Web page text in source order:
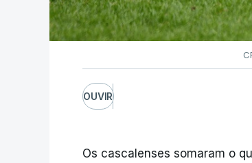
OUVIR
Os cascalenses somaram o